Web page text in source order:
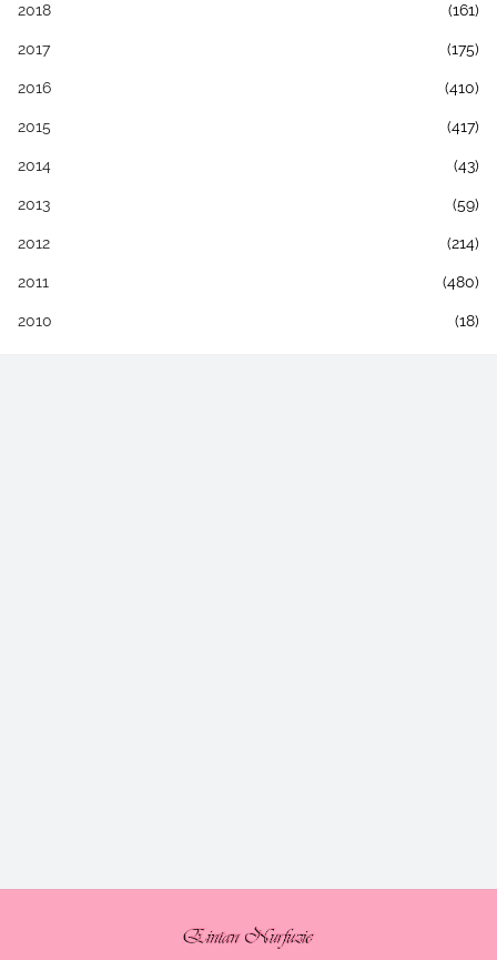
2018 (161)
2017 (175)
2016 (410)
2015 (417)
2014 (43)
2013 (59)
2012 (214)
2011 (480)
2010 (18)